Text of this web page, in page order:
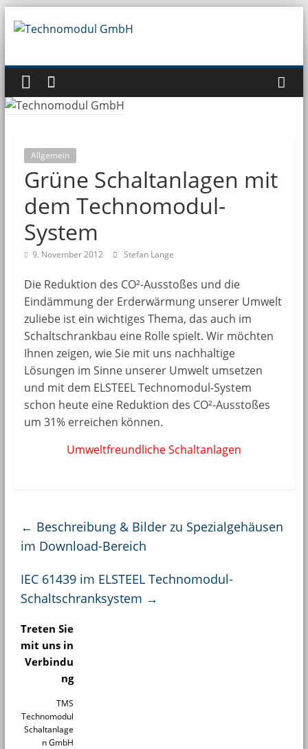
Inhalt
GmbH
Allgemein
Grüne Schaltanlagen mit
dem Technomodul-
System
9. November 2012 Stefan Lange
Die Reduktion des CO²-Ausstoßes und die
Eindämmung der Erderwärmung unserer Umwelt
zuliebe ist ein wichtiges Thema, das auch im
Schaltschrankbau eine Rolle spielt. Wir möchten
Ihnen zeigen, wie Sie mit uns nachhaltige
Lösungen im Sinne unserer Umwelt umsetzen
und mit dem ELSTEEL Technomodul-System
schon heute eine Reduktion des CO²-Ausstoßes
um 31% erreichen können.
Umweltfreundliche Schaltanlagen
← Beschreibung & Bilder zu Spezialgehäusen
im Download-Bereich
IEC 61439 im ELSTEEL Technomodul-
Schaltschranksystem →
Treten Sie
mit uns in
Verbindu
ng
TMS
Technomodul
Schaltanlage
n GmbH